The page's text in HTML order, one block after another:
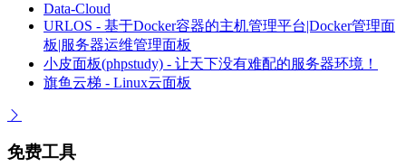
Data-Cloud
URLOS - 基于Docker容器的主机管理平台|Docker管理面
板|服务器运维管理面板
小皮面板(phpstudy) - 让天下没有难配的服务器环境！
旗鱼云梯 - Linux云面板
免费工具